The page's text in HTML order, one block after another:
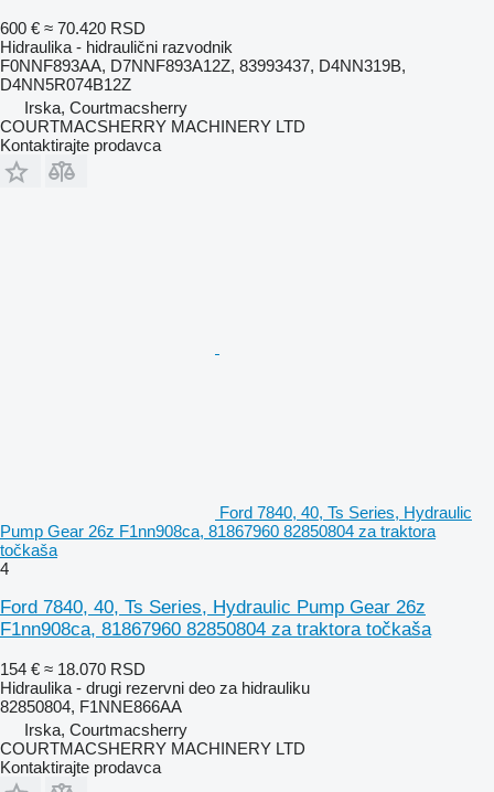
600 € ≈ 70.420 RSD
Hidraulika - hidraulični razvodnik
F0NNF893AA, D7NNF893A12Z, 83993437, D4NN319B,
D4NN5R074B12Z
Irska, Courtmacsherry
COURTMACSHERRY MACHINERY LTD
Kontaktirajte prodavca
Ford 7840, 40, Ts Series, Hydraulic
Pump Gear 26z F1nn908ca, 81867960 82850804 za traktora
točkaša
4
Ford 7840, 40, Ts Series, Hydraulic Pump Gear 26z
F1nn908ca, 81867960 82850804 za traktora točkaša
154 € ≈ 18.070 RSD
Hidraulika - drugi rezervni deo za hidrauliku
82850804, F1NNE866AA
Irska, Courtmacsherry
COURTMACSHERRY MACHINERY LTD
Kontaktirajte prodavca